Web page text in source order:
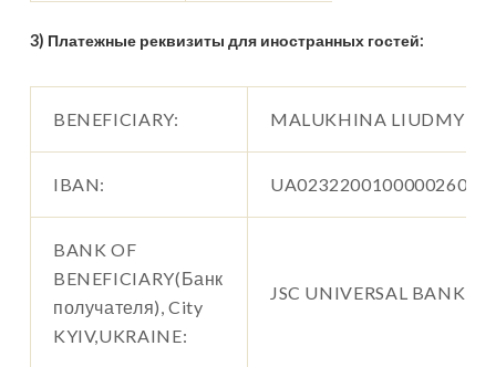
3) Платежные реквизиты для иностранных гостей:
BENEFICIARY: MALUKHINA LIUDMYLA
IBAN:
BANK OF
BENEFICIARY(Банк
получателя), City
KYIV,UKRAINE:
JSC UNIVERSAL BANK